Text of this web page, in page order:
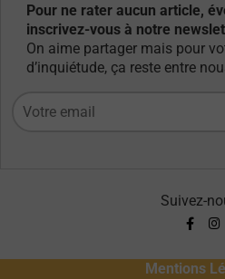
Pour ne rater aucun article,
inscrivez-vous à notre
On aime partager mais pour
d’inquiétude, ça reste entre
Suivez-
Mentions